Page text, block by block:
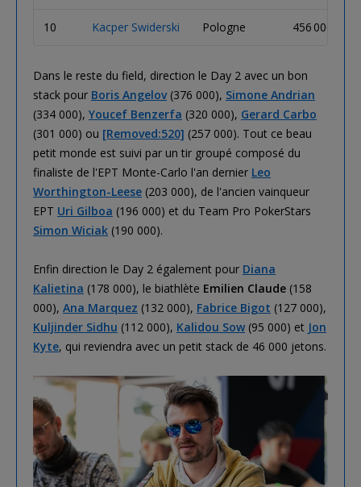
10 Kacper Swiderski Pologne 456 000
Dans le reste du field, direction le Day 2 avec un bon
stack pour Boris Angelov(376 000), Simone Andrian
(334 000), Youcef Benzerfa (320 000), Gerard Carbo
(301 000) ou [Removed:520] (257 000). Tout ce beau
petit monde est suivi par un tir groupé composé du
finaliste de l'EPT Monte-Carlo l'an dernier Leo
Worthington-Leese (203 000), de l'ancien vainqueur
EPT Uri Gilboa (196 000) et du Team Pro PokerStars
Simon Wiciak (190 000).
Enfin direction le Day 2 également pour Diana
Kalietina (178 000), le biathlète Emilien Claude (158
000), Ana Marquez (132 000), Fabrice Bigot (127 000),
Kuljinder Sidhu (112 000), Kalidou Sow (95 000) et Jon
Kyte, qui reviendra avec un petit stack de 46 000 jetons.